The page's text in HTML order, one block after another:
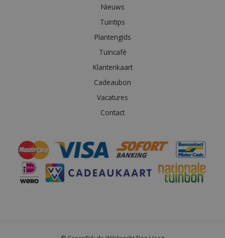
Nieuws
Tuintips
Plantengids
Tuincafé
Klantenkaart
Cadeaubon
Vacatures
Contact